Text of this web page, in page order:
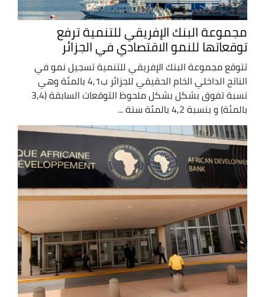
مجموعة البنك الإفريقي للتنمية ترفع
توقعاتها للنمو الاقتصادي في الجزائر
تتوقع مجموعة البنك الإفريقي للتنمية تسجيل نمو في
الناتج الداخلي الخام الحقيقي للجزائر ب4,1 بالمئة وهي
نسبة تفوق بشكل بشكل ملحوظ التوقعات السابقة (3,4
بالمئة) و بنسبة 4,2 بالمئة سنة ...